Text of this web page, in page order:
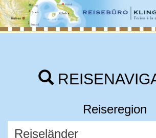
Reiseregion